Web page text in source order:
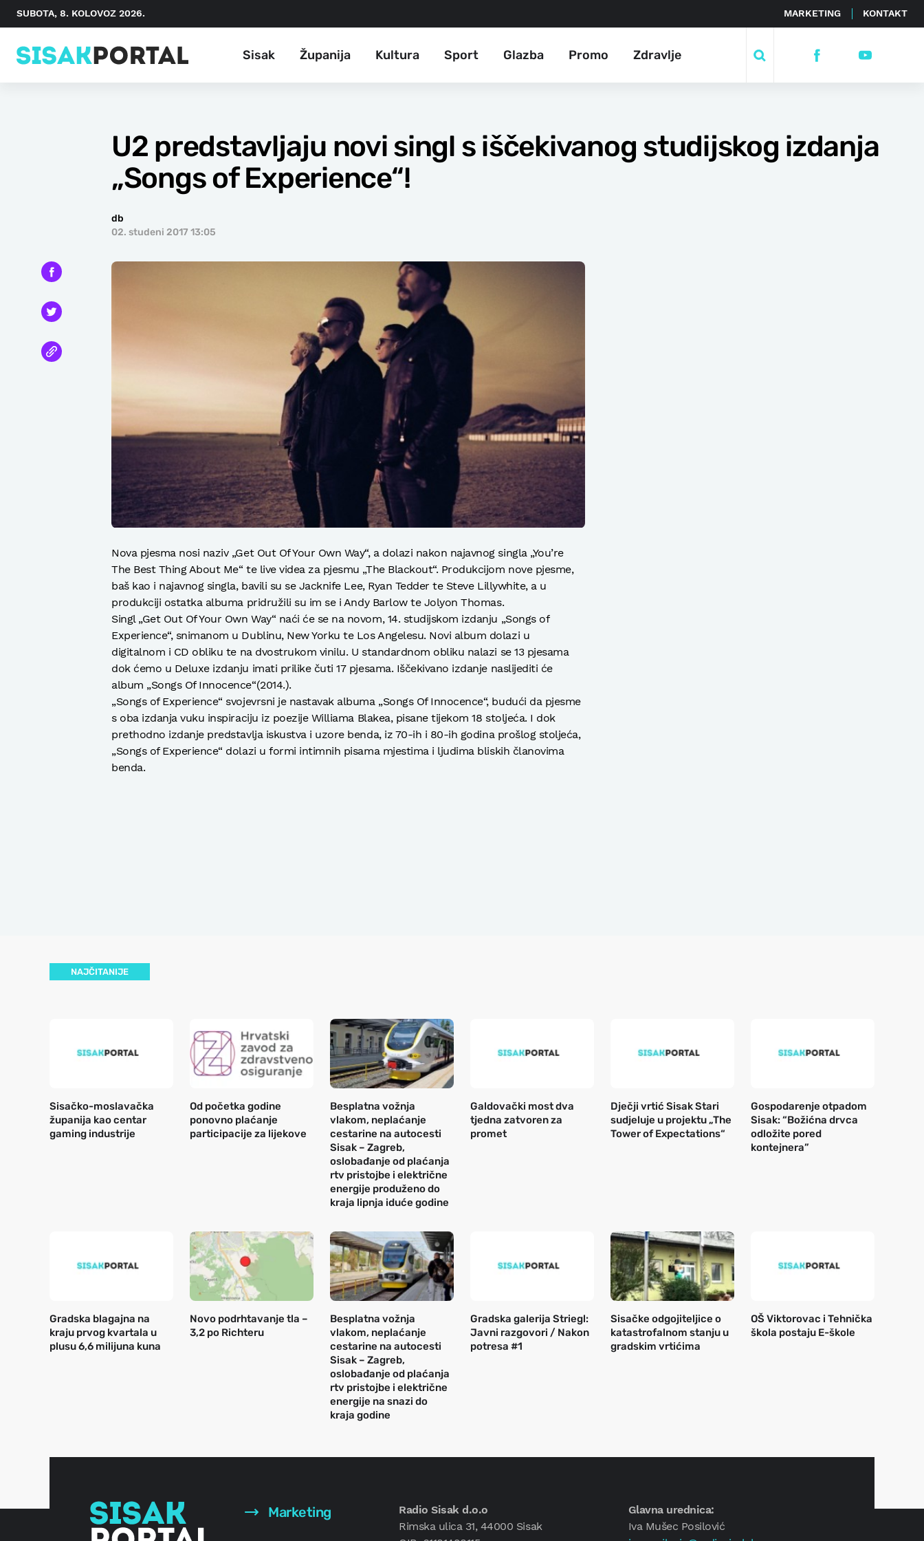
SUBOTA, 8. KOLOVOZ 2026. MARKETING KONTAKT
Sisak Županija Kultura Sport Glazba Promo Zdravlje
U2 predstavljaju novi singl s iščekivanog studijskog izdanja
„Songs of Experience“!
db
02. studeni 2017 13:05
Nova pjesma nosi naziv „Get Out Of Your Own Way“, a dolazi nakon najavnog singla „You’re
The Best Thing About Me“ te live videa za pjesmu „The Blackout“. Produkcijom nove pjesme,
baš kao i najavnog singla, bavili su se Jacknife Lee, Ryan Tedder te Steve Lillywhite, a u
produkciji ostatka albuma pridružili su im se i Andy Barlow te Jolyon Thomas.
Singl „Get Out Of Your Own Way“ naći će se na novom, 14. studijskom izdanju „Songs of
Experience“, snimanom u Dublinu, New Yorku te Los Angelesu. Novi album dolazi u
digitalnom i CD obliku te na dvostrukom vinilu. U standardnom obliku nalazi se 13 pjesama
dok ćemo u Deluxe izdanju imati prilike čuti 17 pjesama. Iščekivano izdanje naslijediti će
album „Songs Of Innocence“(2014.).
„Songs of Experience“ svojevrsni je nastavak albuma „Songs Of Innocence“, budući da pjesme
s oba izdanja vuku inspiraciju iz poezije Williama Blakea, pisane tijekom 18 stoljeća. I dok
prethodno izdanje predstavlja iskustva i uzore benda, iz 70-ih i 80-ih godina prošlog stoljeća,
„Songs of Experience“ dolazi u formi intimnih pisama mjestima i ljudima bliskih članovima
benda.
NAJČITANIJE
Sisačko-moslavačka
županija kao centar
gaming industrije
Od početka godine
ponovno plaćanje
participacije za lijekove
Besplatna vožnja
vlakom, neplaćanje
cestarine na autocesti
Sisak – Zagreb,
oslobađanje od plaćanja
rtv pristojbe i električne
energije produženo do
kraja lipnja iduće godine
Galdovački most dva
tjedna zatvoren za
promet
Dječji vrtić Sisak Stari
sudjeluje u projektu „The
Tower of Expectations“
Gospodarenje otpadom
Sisak: “Božićna drvca
odložite pored
kontejnera”
Gradska blagajna na
kraju prvog kvartala u
plusu 6,6 milijuna kuna
Novo podrhtavanje tla –
3,2 po Richteru
Besplatna vožnja
vlakom, neplaćanje
cestarine na autocesti
Sisak – Zagreb,
oslobađanje od plaćanja
rtv pristojbe i električne
energije na snazi do
kraja godine
Gradska galerija Striegl:
Javni razgovori / Nakon
potresa #1
Sisačke odgojiteljice o
katastrofalnom stanju u
gradskim vrtićima
OŠ Viktorovac i Tehnička
škola postaju E-škole
Marketing
Radio Sisak d.o.o
Rimska ulica 31, 44000 Sisak
Glavna urednica:
Iva Mušec Posilović